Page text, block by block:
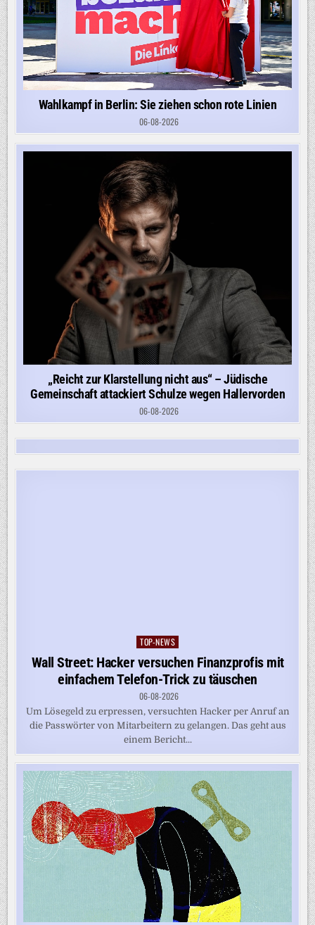
Wahlkampf in Berlin: Sie ziehen schon rote Linien
06-08-2026
„Reicht zur Klarstellung nicht aus“ – Jüdische
Gemeinschaft attackiert Schulze wegen Hallervorden
06-08-2026
Posted
TOP-NEWS
Wall Street: Hacker versuchen Finanzprofis mit
einfachem Telefon-Trick zu täuschen
06-08-2026
Um Lösegeld zu erpressen, versuchten Hacker per Anruf an
die Passwörter von Mitarbeitern zu gelangen. Das geht aus
einem Bericht...